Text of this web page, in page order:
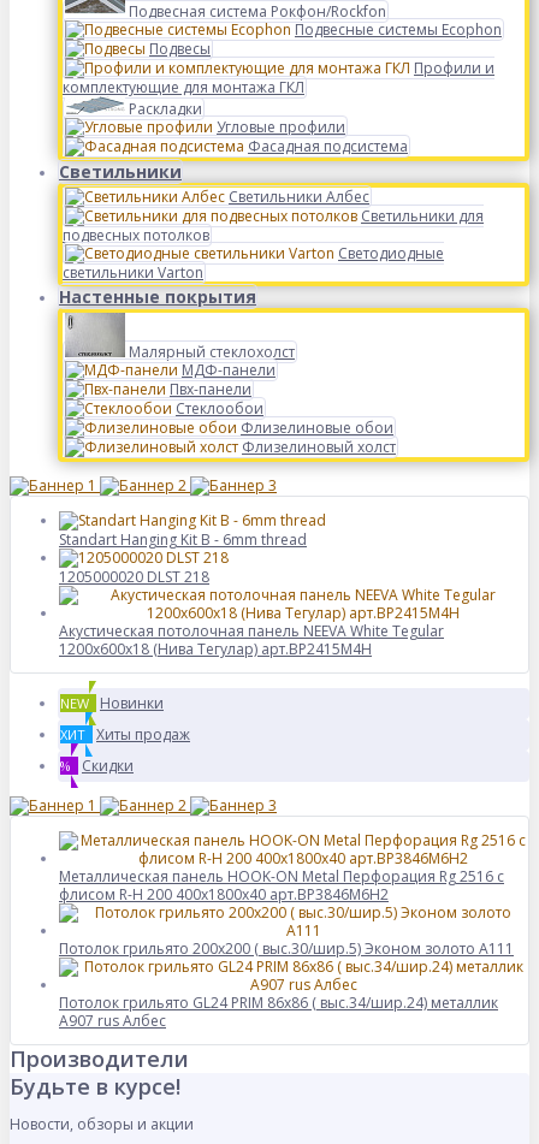
Подвесная система Рокфон/Rockfon
Подвесные системы Ecophon
Подвесы
Профили и
комплектующие для монтажа ГКЛ
Раскладки
Угловые профили
Фасадная подсистема
Светильники
Светильники Албес
Светильники для
подвесных потолков
Светодиодные
светильники Varton
Настенные покрытия
Малярный стеклохолст
МДФ-панели
Пвх-панели
Стеклообои
Флизелиновые обои
Флизелиновый холст
Standart Hanging Kit B - 6mm thread
1205000020 DLST 218
Акустическая потолочная панель NEEVA White Tegular
1200x600x18 (Нива Тегулар) арт.BP2415M4H
NEW Новинки
ХИТ Хиты продаж
% Скидки
Металлическая панель HOOK-ON Metal Перфорация Rg 2516 с
флисом R-H 200 400x1800x40 арт.BP3846M6H2
Потолок грильято 200х200 ( выс.30/шир.5) Эконом золото А111
Потолок грильято GL24 PRIM 86х86 ( выс.34/шир.24) металлик
А907 rus Албес
Производители
Будьте в курсе!
Новости, обзоры и акции